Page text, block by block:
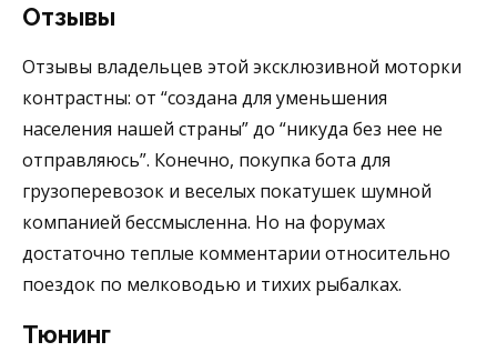
Отзывы
Отзывы владельцев этой эксклюзивной моторки
контрастны: от “создана для уменьшения
населения нашей страны” до “никуда без нее не
отправляюсь”. Конечно, покупка бота для
грузоперевозок и веселых покатушек шумной
компанией бессмысленна. Но на форумах
достаточно теплые комментарии относительно
поездок по мелководью и тихих рыбалках.
Тюнинг